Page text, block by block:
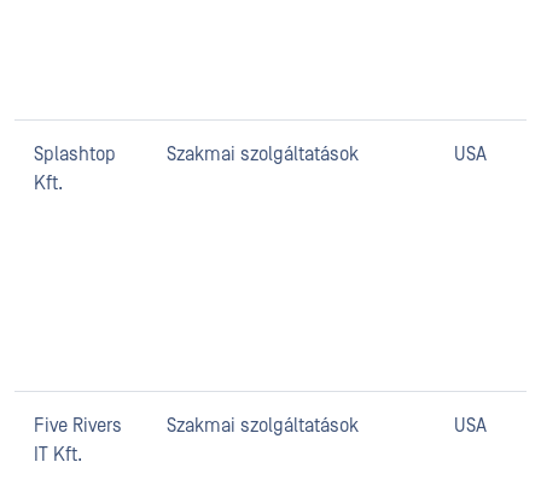
Splashtop
Kft.
Szakmai szolgáltatások USA
Five Rivers
IT Kft.
Szakmai szolgáltatások USA